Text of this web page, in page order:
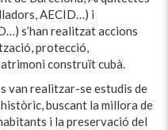
AECID…) i
s’han realitzat accions
protecció,
construït cubà.
van realitzar-se estudis de
buscant la millora de
i la preservació del